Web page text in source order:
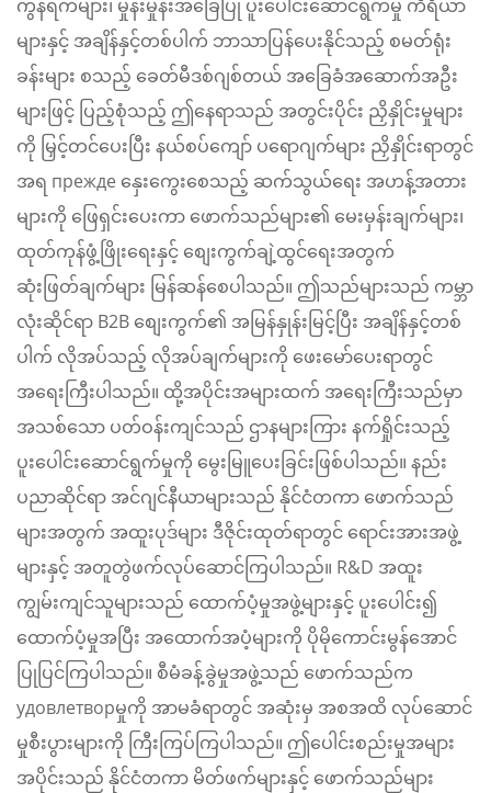
ကွန်ရက်များ၊ မှုန်းမှုန်းအခြေပြု ပူးပေါင်းဆောင်ရွက်မှု ကိရိယာ
များနှင့် အချိန်နှင့်တစ်ပါက် ဘာသာပြန်ပေးနိုင်သည့် စမတ်ရုံး
ခန်းများ စသည့် ခေတ်မီဒစ်ဂျစ်တယ် အခြေခံအဆောက်အဦး
များဖြင့် ပြည့်စုံသည့် ဤနေရာသည် အတွင်းပိုင်း ညှိနှိုင်းမှုများ
ကို မြှင့်တင်ပေးပြီး နယ်စပ်ကျော် ပရောဂျက်များ ညှိနှိုင်းရာတွင်
အရ прежде နှေးကွေးစေသည့် ဆက်သွယ်ရေး အဟန့်အတား
များကို ဖြေရှင်းပေးကာ ဖောက်သည်များ၏ မေးမှန်းချက်များ၊
ထုတ်ကုန်ဖွံ့ဖြိုးရေးနှင့် စျေးကွက်ချဲ့ထွင်ရေးအတွက်
ဆုံးဖြတ်ချက်များ မြန်ဆန်စေပါသည်။ ဤသည်များသည် ကမ္ဘာ
လုံးဆိုင်ရာ B2B စျေးကွက်၏ အမြန်နှုန်းမြင့်ပြီး အချိန်နှင့်တစ်
ပါက် လိုအပ်သည့် လိုအပ်ချက်များကို ဖေးမော်ပေးရာတွင်
အရေးကြီးပါသည်။ ထို့အပိုင်းအများထက် အရေးကြီးသည်မှာ
အသစ်သော ပတ်ဝန်းကျင်သည် ဌာနများကြား နက်ရှိုင်းသည့်
ပူးပေါင်းဆောင်ရွက်မှုကို မွေးမြူပေးခြင်းဖြစ်ပါသည်။ နည်း
ပညာဆိုင်ရာ အင်ဂျင်နီယာများသည် နိုင်ငံတကာ ဖောက်သည်
များအတွက် အထူးပုဒ်များ ဒီဇိုင်းထုတ်ရာတွင် ရောင်းအားအဖွဲ့
များနှင့် အတူတွဲဖက်လုပ်ဆောင်ကြပါသည်။ R&D အထူး
ကျွမ်းကျင်သူများသည် ထောက်ပံ့မှုအဖွဲ့များနှင့် ပူးပေါင်း၍
ထောက်ပံ့မှုအပြီး အထောက်အပံ့များကို ပိုမိုကောင်းမွန်အောင်
ပြုပြင်ကြပါသည်။ စီမံခန့်ခွဲမှုအဖွဲ့သည် ဖောက်သည်က
удовлетворမှုကို အာမခံရာတွင် အဆုံးမှ အစအထိ လုပ်ဆောင်
မှုစီးပွားများကို ကြီးကြပ်ကြပါသည်။ ဤပေါင်းစည်းမှုအများ
အပိုင်းသည် နိုင်ငံတကာ မိတ်ဖက်များနှင့် ဖောက်သည်များ